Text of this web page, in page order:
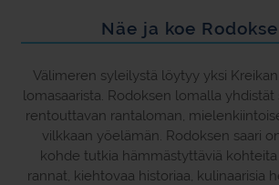
Näe ja koe
Välimeren syleilystä löytyy yksi
lomasaarista. Rodoksen lomalla yhdistät
rentouttavan rantaloman,
vilkkaan yöelämän. Rodoksen saari
kohde tutkia hämmästyttäviä
rannat, kiehtovaa historiaa, kulinaarisia